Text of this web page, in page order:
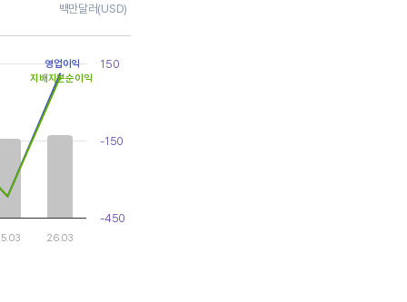
백만달러(USD)
26.03
-450
-150
150
영업이익
지배지분순이익